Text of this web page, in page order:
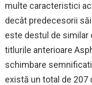
multe caracteristici
decât predecesorii
este destul de similar
titlurile anterioare
schimbare
există un total de 207